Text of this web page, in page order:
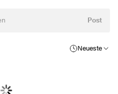
Post
Neueste